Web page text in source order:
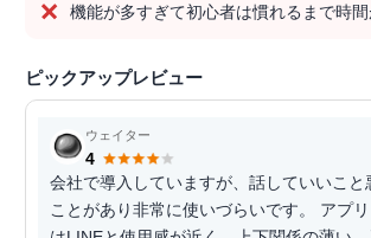
機能が多すぎて初心者は慣れるまで時間
ピックアップレビュー
ウェイター
4
会社で導入していますが、話していいこと
ことがあり非常に使いづらいです。 アプ